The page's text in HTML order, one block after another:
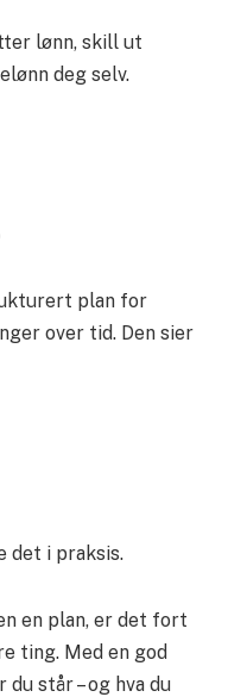
lønn, skill ut
deg selv.
plan for
over tid. Den sier
det i praksis.
en plan, er det fort
ting. Med en god
står – og hva du